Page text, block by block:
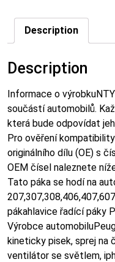
Description
Description
Informace o
součástí automobilů.
která bude odpovídat
Pro ověření
originálního dílu (OE) s
OEM čísel naleznete
Tato páka se hodí na
pákahlavice řadící páky
Výrobce
kineticky pisek, sprej na
ventilátor se světlem,